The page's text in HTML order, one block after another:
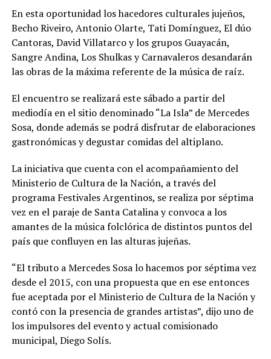
En esta oportunidad los hacedores culturales jujeños,
Becho Riveiro, Antonio Olarte, Tati Domínguez, El dúo
Cantoras, David Villatarco y los grupos Guayacán,
Sangre Andina, Los Shulkas y Carnavaleros desandarán
las obras de la máxima referente de la música de raíz.
El encuentro se realizará este sábado a partir del
mediodía en el sitio denominado “La Isla” de Mercedes
Sosa, donde además se podrá disfrutar de elaboraciones
gastronómicas y degustar comidas del altiplano.
La iniciativa que cuenta con el acompañamiento del
Ministerio de Cultura de la Nación, a través del
programa Festivales Argentinos, se realiza por séptima
vez en el paraje de Santa Catalina y convoca a los
amantes de la música folclórica de distintos puntos del
país que confluyen en las alturas jujeñas.
“El tributo a Mercedes Sosa lo hacemos por séptima vez
desde el 2015, con una propuesta que en ese entonces
fue aceptada por el Ministerio de Cultura de la Nación y
contó con la presencia de grandes artistas”, dijo uno de
los impulsores del evento y actual comisionado
municipal, Diego Solís.